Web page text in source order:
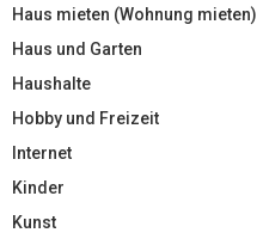
Haus mieten (Wohnung mieten)
Haus und Garten
Haushalte
Hobby und Freizeit
Internet
Kinder
Kunst